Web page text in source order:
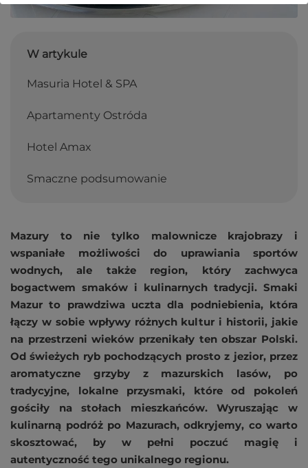
W artykule
Masuria Hotel & SPA
Apartamenty Ostróda
Hotel Amax
Smaczne podsumowanie
Mazury to nie tylko malownicze krajobrazy i
wspaniałe możliwości do uprawiania sportów
wodnych, ale także region, który zachwyca
bogactwem smaków i kulinarnych tradycji. Smaki
Mazur to prawdziwa uczta dla podniebienia, która
łączy w sobie wpływy różnych kultur i historii, jakie
na przestrzeni wieków przenikały ten obszar Polski.
Od świeżych ryb pochodzących prosto z jezior, przez
aromatyczne grzyby z mazurskich lasów, po
tradycyjne, lokalne przysmaki, które od pokoleń
gościły na stołach mieszkańców. Wyruszając w
kulinarną podróż po Mazurach, odkryjemy, co warto
skosztować, by w pełni poczuć magię i
autentyczność tego unikalnego regionu.